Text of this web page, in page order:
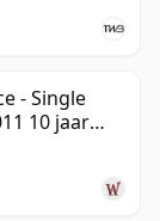
- Single
10 jaar